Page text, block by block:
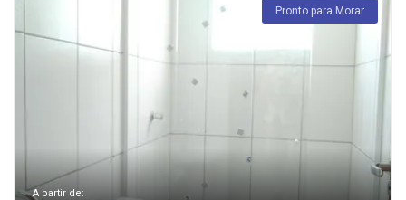
Pronto para Morar
A partir de: